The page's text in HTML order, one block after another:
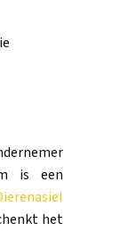
is een
het